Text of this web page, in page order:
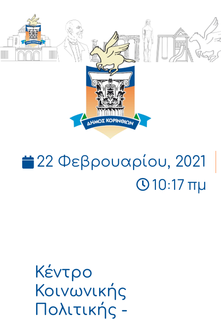
ΔΗΜΟΣ
ΚΟΡΙΝΘΙΩΝ
22 Φεβρουαρίου, 2021
10:17 πμ
Κέντρο
Κοινωνικής
Πολιτικής -